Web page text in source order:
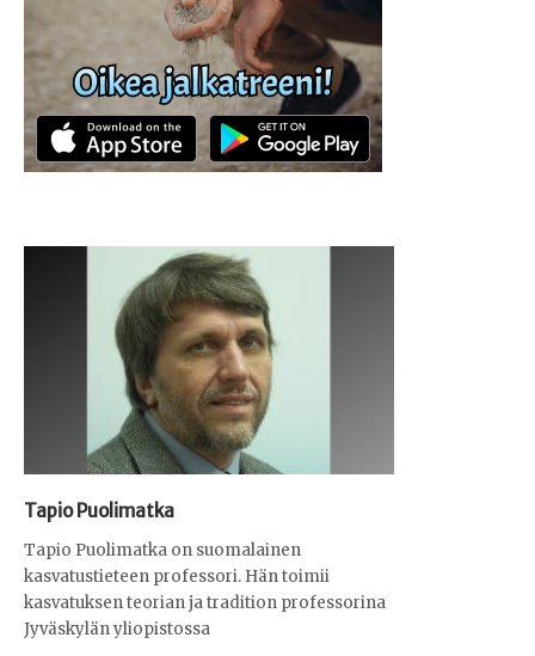
Tapio Puolimatka
Tapio Puolimatka on suomalainen
kasvatustieteen professori. Hän toimii
kasvatuksen teorian ja tradition professorina
Jyväskylän yliopistossa